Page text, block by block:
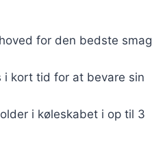
for den bedste smag
i kort tid for at bevare sin
i køleskabet i op til 3